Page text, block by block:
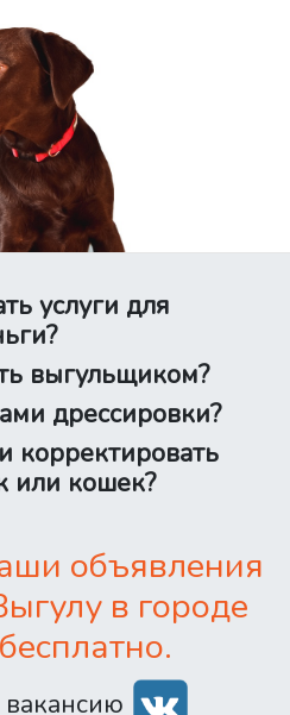
услуги для
выгульщиком?
дрессировки?
корректировать
или кошек?
объявления
в городе
вакансию